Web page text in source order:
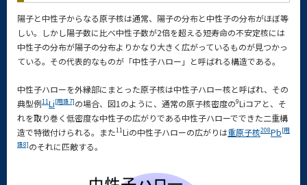
陽子と中性子からなる原子核は通常、陽子の分布と中性子の分布がほぼ等
しい。しかし陽子数に比べ中性子数が2倍を超える短寿命の不安定核には
中性子の分布が陽子の分布よりかなり大きく広がっているものが見つかっ
ている。その代表的なものが「中性子ハロー」と呼ばれる構造である。
中性子ハローを外縁部にまとった原子核は中性子ハロー核と呼ばれ、その
典型例11Li[用語7]の場合、図1のように、通常の原子核密度の9Liコアと、そ
れを取り巻く低密度な中性子の広がりである中性子ハローでできた二重構
造で特徴付けられる。また11Liの中性子ハローの広がりは重原子核208Pb[用
語8]のそれに匹敵する。